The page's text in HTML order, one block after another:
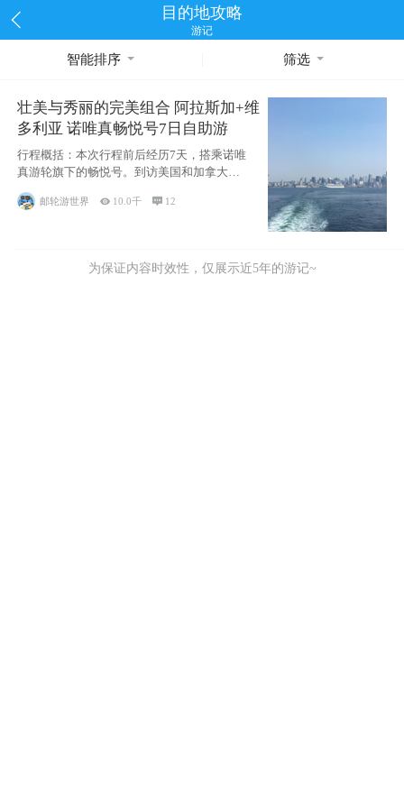
目的地攻略
游记
智能排序 筛选
壮美与秀丽的完美组合 阿拉斯加+维
多利亚 诺唯真畅悦号7日自助游
行程概括：本次行程前后经历7天，搭乘诺唯
真游轮旗下的畅悦号。到访美国和加拿大的4
个州/省：美国华盛顿州
邮轮游世界  10.0千  12
为保证内容时效性，仅展示近5年的游记~